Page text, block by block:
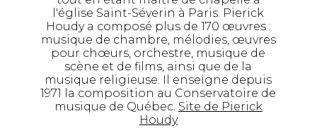
l'église Saint-Séverin à Paris. Pierick
Houdy a composé plus de 170 œuvres :
musique de chambre, mélodies, œuvres
pour chœurs, orchestre, musique de
scène et de films, ainsi que de la
musique religieuse. Il enseigne depuis
1971 la composition au Conservatoire de
musique de Québec. Site de Pierick
Houdy